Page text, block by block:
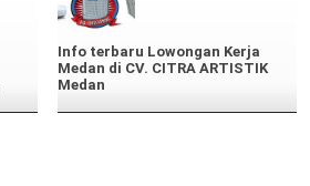
Info terbaru Lowongan Kerja
Medan di CV. CITRA ARTISTIK
Medan